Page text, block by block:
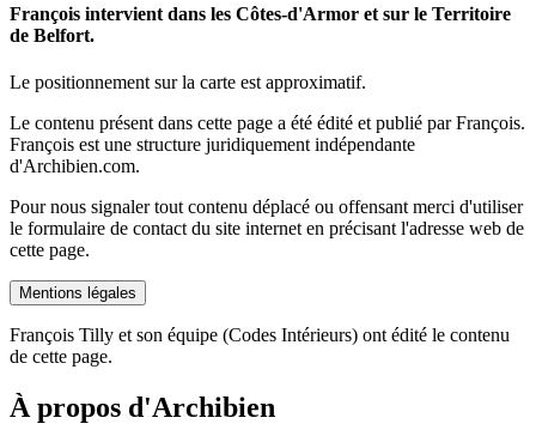
François intervient dans les Côtes-d'Armor et sur le Territoire
de Belfort.
Le positionnement sur la carte est approximatif.
Le contenu présent dans cette page a été édité et publié par François.
François est une structure juridiquement indépendante
d'Archibien.com.
Pour nous signaler tout contenu déplacé ou offensant merci d'utiliser
le formulaire de contact du site internet en précisant l'adresse web de
cette page.
Mentions légales
François Tilly et son équipe (Codes Intérieurs) ont édité le contenu
de cette page.
À propos d'Archibien